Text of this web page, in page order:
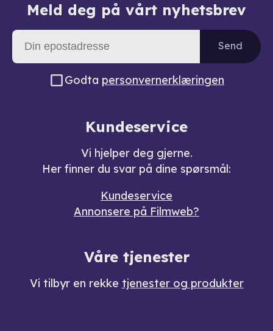
Meld deg på vårt nyhetsbrev
Send
Godta personvernerklæringen
Kundeservice
Vi hjelper deg gjerne.
Her finner du svar på dine spørsmål:
Kundeservice
Annonsere på Filmweb?
Våre tjenester
Vi tilbyr en rekke tjenester og produkter